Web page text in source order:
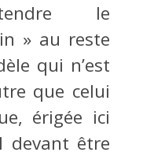
le
» au reste
qui n’est
que celui
érigée ici
devant être